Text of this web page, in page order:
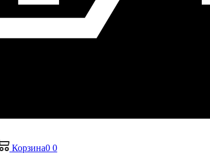
Корзина0 0